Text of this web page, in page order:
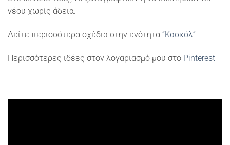
νέου χωρίς άδεια.
Δείτε περισσότερα σχέδια στην ενότητα “Κασκόλ”
Περισσότερες ιδέες στον λογαριασμό μου στο Pinterest